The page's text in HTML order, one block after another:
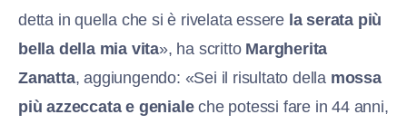
detta in quella che si è rivelata essere la serata più
bella della mia vita», ha scritto Margherita
Zanatta, aggiungendo: «Sei il risultato della mossa
più azzeccata e genialeche potessi fare in 44 anni,